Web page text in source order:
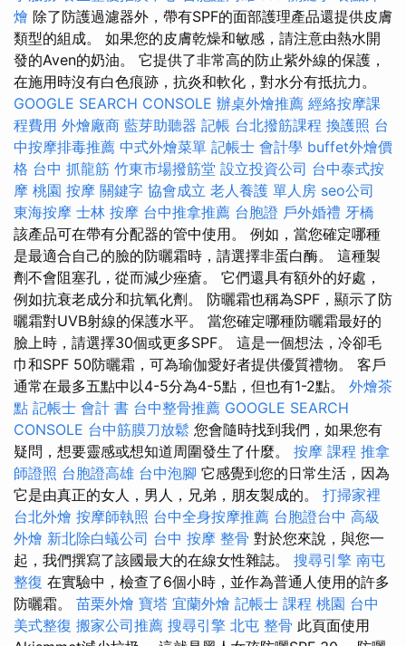
燴 除了防護過濾器外，帶有SPF的面部護理產品還提供皮膚
類型的組成。 如果您的皮膚乾燥和敏感，請注意由熱水開
發的Aven的奶油。 它提供了非常高的防止紫外線的保護，
在施用時沒有白色痕跡，抗炎和軟化，對水分有抵抗力。
GOOGLE SEARCH CONSOLE 辦桌外燴推薦 經絡按摩課
程費用 外燴廠商 藍芽助聽器 記帳 台北撥筋課程 換護照 台
中按摩排毒推薦 中式外燴菜單 記帳士 會計學 buffet外燴價
格 台中 抓龍筋 竹東市場撥筋堂 設立投資公司 台中泰式按
摩 桃園 按摩 關鍵字 協會成立 老人養護 單人房 seo公司
東海按摩 士林 按摩 台中推拿推薦 台胞證 戶外婚禮 牙橋
該產品可在帶有分配器的管中使用。 例如，當您確定哪種
是最適合自己的臉的防曬霜時，請選擇非蛋白酶。 這種製
劑不會阻塞孔，從而減少痤瘡。 它們還具有額外的好處，
例如抗衰老成分和抗氧化劑。 防曬霜也稱為SPF，顯示了防
曬霜對UVB射線的保護水平。 當您確定哪種防曬霜最好的
臉上時，請選擇30個或更多SPF。 這是一個想法，冷卻毛
巾和SPF 50防曬霜，可為瑜伽愛好者提供優質禮物。 客戶
通常在最多五點中以4-5分為4-5點，但也有1-2點。 外燴茶
點 記帳士 會計 書 台中整骨推薦 GOOGLE SEARCH
CONSOLE 台中筋膜刀放鬆 您會隨時找到我們，如果您有
疑問，想要靈感或想知道周圍發生了什麼。 按摩 課程 推拿
師證照 台胞證高雄 台中泡腳 它感覺到您的日常生活，因為
它是由真正的女人，男人，兄弟，朋友製成的。 打掃家裡
台北外燴 按摩師執照 台中全身按摩推薦 台胞證台中 高級
外燴 新北除白蟻公司 台中 按摩 整骨 對於您來說，與您一
起，我們撰寫了該國最大的在線女性雜誌。 搜尋引擎 南屯
整復 在實驗中，檢查了6個小時，並作為普通人使用的許多
防曬霜。 苗栗外燴 寶塔 宜蘭外燴 記帳士 課程 桃園 台中
美式整復 搬家公司推薦 搜尋引擎 北屯 整骨 此頁面使用